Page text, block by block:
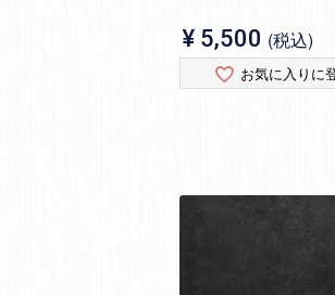
¥ 5,500 税込
お気に入りに